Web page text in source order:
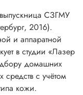
СЗГМУ
2016).
и аппаратной
в студии «Лазер
домашних
средств с учётом
кожи.